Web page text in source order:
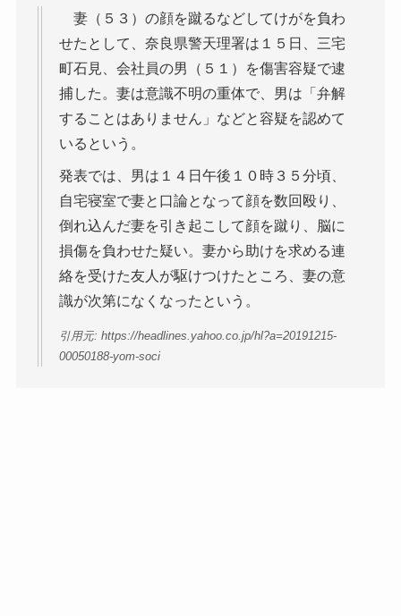
妻（５３）の顔を蹴るなどしてけがを負わ
せたとして、奈良県警天理署は１５日、三宅
町石見、会社員の男（５１）を傷害容疑で逮
捕した。妻は意識不明の重体で、男は「弁解
することはありません」などと容疑を認めて
いるという。
発表では、男は１４日午後１０時３５分頃、
自宅寝室で妻と口論となって顔を数回殴り、
倒れ込んだ妻を引き起こして顔を蹴り、脳に
損傷を負わせた疑い。妻から助けを求める連
絡を受けた友人が駆けつけたところ、妻の意
識が次第になくなったという。
引用元: https://headlines.yahoo.co.jp/hl?a=20191215-
00050188-yom-soci